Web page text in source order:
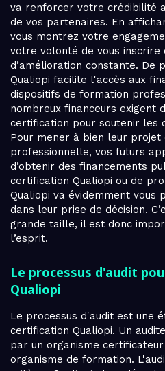
va renforcer votre crédibilité
de vos partenaires. En
vous montrez votre
votre volonté de vous inscrire
d’amélioration constante. De
Qualiopi facilite l'accès aux
dispositifs de formation
nombreux financeurs exigent
certification pour soutenir les
Pour mener à bien leur projet
professionnelle, vos futurs
d’obtenir des financements
certification Qualiopi ou de
Qualiopi va évidemment vous
dans leur prise de décision.
grande taille, il est donc
l’esprit.
Le processus d'audit
Qualiopi
Le processus d'audit est une
certification Qualiopi. Un
par un organisme
organisme de formation.